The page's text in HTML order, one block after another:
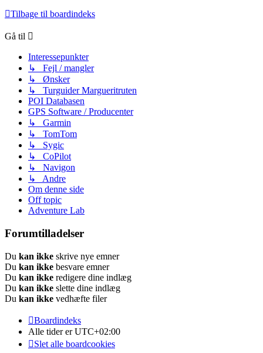
Tilbage til boardindeks
Gå til
Interessepunkter
↳ Fejl / mangler
↳ Ønsker
↳ Turguider Margueritruten
POI Databasen
GPS Software / Producenter
↳ Garmin
↳ TomTom
↳ Sygic
↳ CoPilot
↳ Navigon
↳ Andre
Om denne side
Off topic
Adventure Lab
Forumtilladelser
Du kan ikke skrive nye emner
Du kan ikke besvare emner
Du kan ikke redigere dine indlæg
Du kan ikke slette dine indlæg
Du kan ikke vedhæfte filer
Boardindeks
Alle tider erUTC+02:00
Slet alle boardcookies